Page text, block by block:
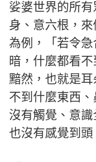
娑婆世界的所
身、意六根，
為例，「若令
暗，什麼都看
黯然，也就是
不到什麼東西
沒有觸覺、意
也沒有感覺到頭